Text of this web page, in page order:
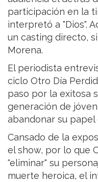
participación en la
interpretó a "Dios".
un casting directo,
Morena.
El periodista
ciclo Otro Día
paso por la exitosa
generación de
abandonar su
Cansado de la
el show, por lo que
"eliminar" su
muerte heroica, el